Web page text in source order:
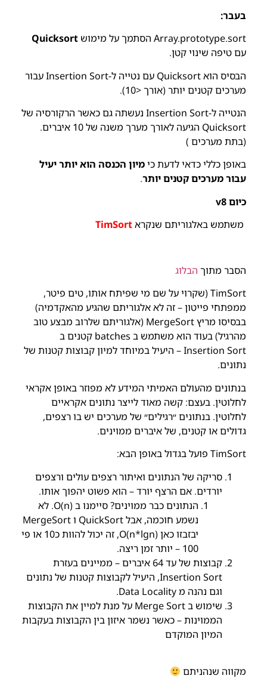
בעבר:
Array.prototype.sort הסתמך על מימוש
Quicksort
עם טיפה שינוי קטן.
הבסיס הוא Quicksort עם נטייה ל-Insertion Sort עבור
מערכים קטנים יותר (אורך <10).
הנטייה ל-Insertion Sort נעשתה גם כאשר הרקורסיה של
Quicksort הגיעה לאורך מערך משנה של 10 איברים.
(בתת מערכים )
באופן כללי כדאי לדעת כימיון הכנסה הוא יותר יעיל
עבור מערכים קטנים יותר.
כיום v8
משתמש באלגוריתם שנקראTimSort
הסבר מתוך הבלוג
TimSort (שקרוי על שם מי שפיתח אותו, טים פיטר,
ממפתחי פייטון – זה לא אלגוריתם שהגיע מהאקדמיה)
בבסיסו מריץ MergeSort (אלגוריתם שלרוב מבצע טוב
מהרגיל) בעוד הוא משתמש ב batches קטנים ב
Insertion Sort – היעיל במיוחד למיון קבוצות קטנות של
נתונים.
בנתונים מהעולם האמיתי המידע לא מפוזר באופן אקראי
לחלוטין. בעצם: קשה מאוד לייצר נתונים אקראיים
לחלוטין. בנתונים ״רגילים״ של מערכים יש בו רצפים,
גדולים או קטנים, של איברים ממוינים.
TimSort פועל
בגדולבאופן הבא:
סריקה של הנתונים ואיתור רצפים עולים ורצפים
יורדים. אם הרצף יורד – הוא פשוט יהפוך אותו.
הנתונים כבר ממוינים? סיימנו ב (O(n. לא
נשמע חוכמה, אבל QuickSort ו MergeSort
יבזבזו כאן (O(n*lgn, זה יכול להוות כ10 או פי
100 – יותר זמן ריצה.
קבוצות של עד 64 איברים – ממיינים בעזרת
Insertion Sort, היעיל לקבוצות קטנות של נתונים
וגם נהנה מ Data Locality.
שימוש ב Merge Sort על מנת למיין את הקבוצות
הממוינות – כאשר נשמר איזון בין הקבוצות בעקבות
המיון המוקדם
מקווה שנהניתם